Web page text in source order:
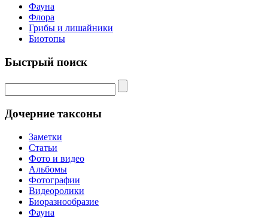
Фауна
Флора
Грибы и лишайники
Биотопы
Быстрый поиск
Дочерние таксоны
Заметки
Статьи
Фото и видео
Альбомы
Фотографии
Видеоролики
Биоразнообразие
Фауна